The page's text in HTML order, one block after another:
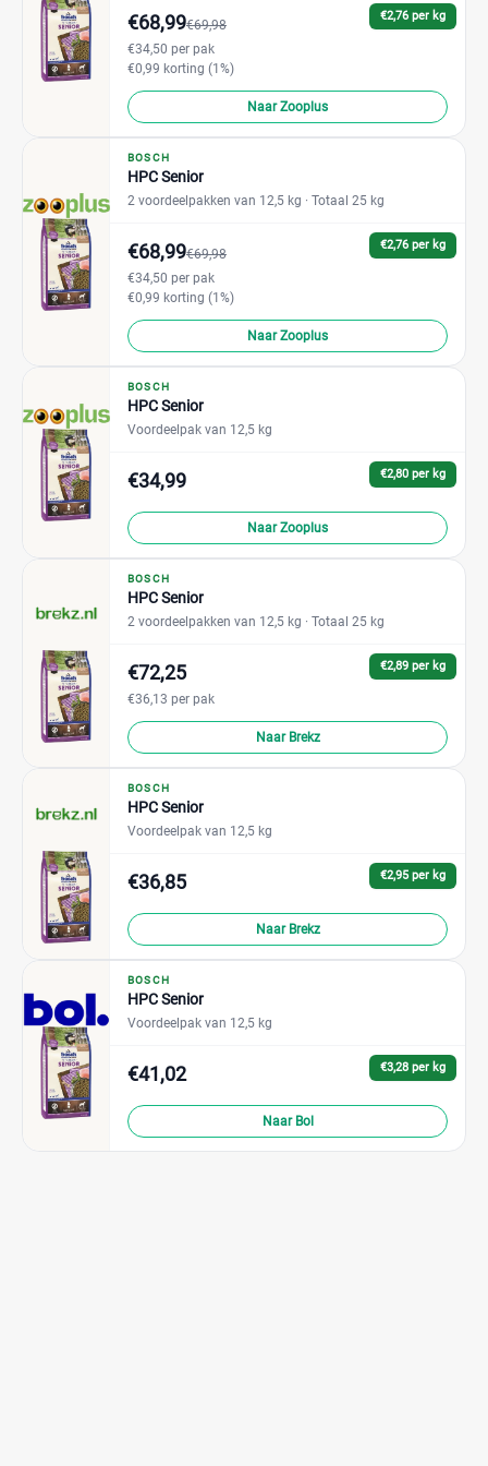
€2,76 per kg
€68,99€69,98
€34,50 per pak
€0,99 korting (1%)
Naar Zooplus
BOSCH
HPC Senior
2 voordeelpakken van 12,5 kg · Totaal 25 kg
€2,76 per kg
€68,99€69,98
€34,50 per pak
€0,99 korting (1%)
Naar Zooplus
BOSCH
HPC Senior
Voordeelpak van 12,5 kg
€2,80 per kg
€34,99
Naar Zooplus
BOSCH
HPC Senior
2 voordeelpakken van 12,5 kg · Totaal 25 kg
€2,89 per kg
€72,25
€36,13 per pak
Naar Brekz
BOSCH
HPC Senior
Voordeelpak van 12,5 kg
€2,95 per kg
€36,85
Naar Brekz
BOSCH
HPC Senior
Voordeelpak van 12,5 kg
€3,28 per kg
€41,02
Naar Bol